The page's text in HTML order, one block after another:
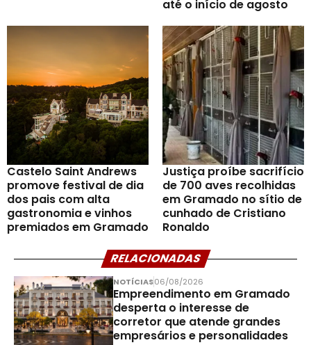
até o início de agosto
Castelo Saint Andrews
promove festival de dia
dos pais com alta
gastronomia e vinhos
premiados em Gramado
Justiça proíbe sacrifício
de 700 aves recolhidas
em Gramado no sítio de
cunhado de Cristiano
Ronaldo
RELACIONADAS
NOTÍCIAS06/08/2026
Empreendimento em Gramado
desperta o interesse de
corretor que atende grandes
empresários e personalidades